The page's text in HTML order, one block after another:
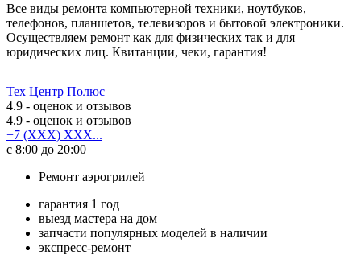
Все виды ремонта компьютерной техники, ноутбуков,
телефонов, планшетов, телевизоров и бытовой электроники.
Осуществляем ремонт как для физических так и для
юридических лиц. Квитанции, чеки, гарантия!
Тех Центр Полюс
4.9 - оценок и отзывов
4.9 - оценок и отзывов
+7 (XXX) XXX...
с 8:00 до 20:00
Ремонт аэрогрилей
гарантия 1 год
выезд мастера на дом
запчасти популярных моделей в наличии
экспресс-ремонт